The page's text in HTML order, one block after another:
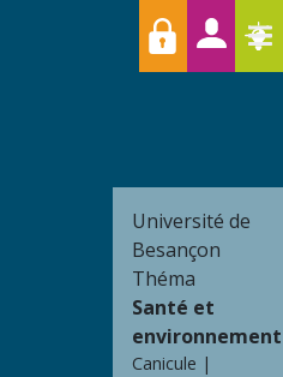
T
Menu
Raccourcis
Université de
Besançon
Théma
Santé et
environnement
Canicule